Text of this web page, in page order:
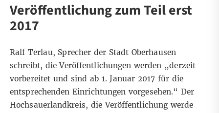
Veröffentlichung zum Teil erst
2017
Ralf Terlau, Sprecher der Stadt Oberhausen
schreibt, die Veröffentlichungen werden „derzeit
vorbereitet und sind ab 1. Januar 2017 für die
entsprechenden Einrichtungen vorgesehen.“ Der
Hochsauerlandkreis, die Veröffentlichung werde